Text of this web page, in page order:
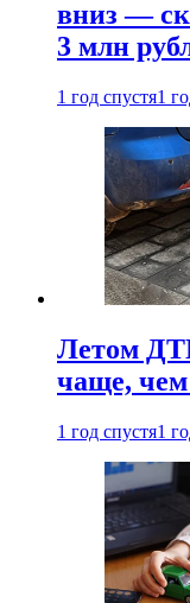
вниз —
3 млн
1 год спустя1
Летом
чаще,
1 год спустя1